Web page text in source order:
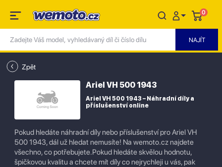
0
Zpět
Ariel VH 500 1943
Ariel VH 500 1943 – Náhradní díly a
příslušenství online
Pokud hledáte náhradní díly nebo příslušenství pro Ariel VH
500 1943, dál už hledat nemusíte! Na wemoto.cz najdete
všechno, co potřebujete.Pokud hledáte skvělou hodnotu,
špičkovou kvalitu a chcete mít díly co nejrychleji u vás, pak